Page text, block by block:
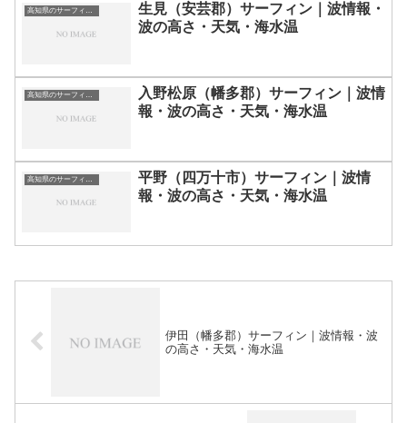
高知県のサーフィン波情報・ポイント・スポット一覧
生見（安芸郡）サーフィン｜波情報・
波の高さ・天気・海水温
高知県のサーフィン波情報・ポイント・スポット一覧
入野松原（幡多郡）サーフィン｜波情
報・波の高さ・天気・海水温
高知県のサーフィン波情報・ポイント・スポット一覧
平野（四万十市）サーフィン｜波情
報・波の高さ・天気・海水温
伊田（幡多郡）サーフィン｜波情報・波
の高さ・天気・海水温